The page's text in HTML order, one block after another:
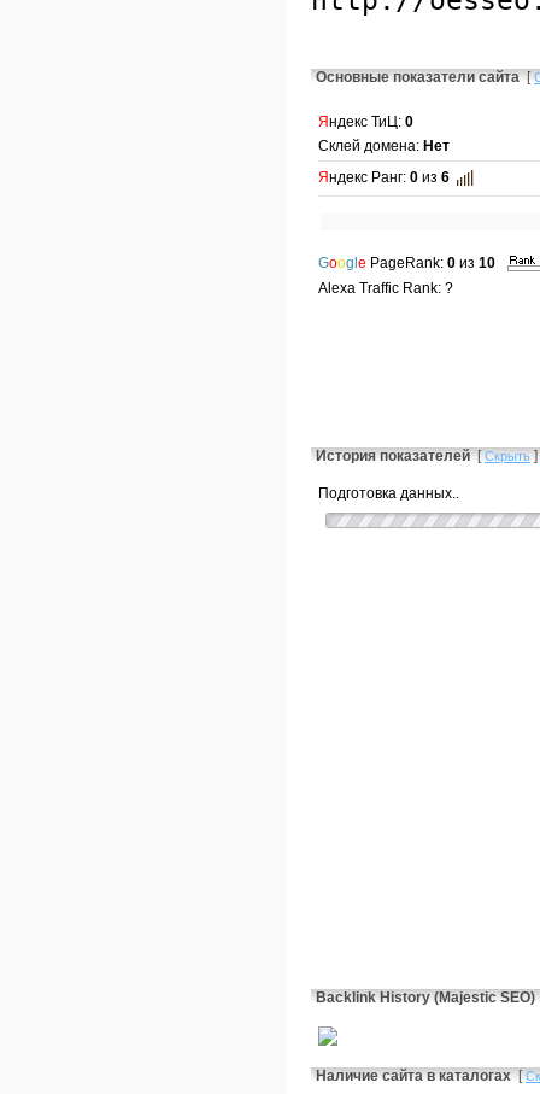
Основные показатели сайта [
Яндекс ТиЦ: 0
Склей домена: Нет
Яндекс Ранг: 0 из 6
Google PageRank: 0 из 10
Alexa Traffic Rank: ?
История показателей [Скрыть]
Подготовка данных..
Backlink History (Majestic SEO)
Наличие сайта в каталогах [